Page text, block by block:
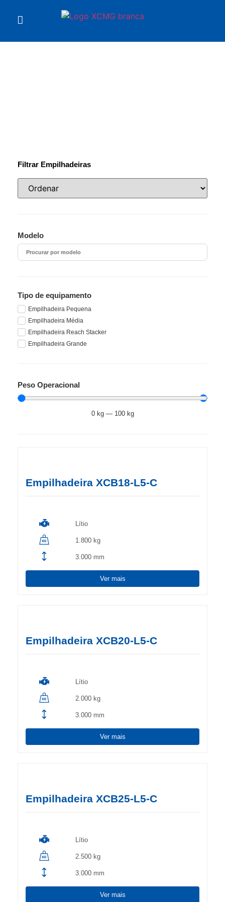
Filtrar Empilhadeiras
Modelo
Tipo de equipamento
Empilhadeira Pequena
Empilhadeira Média
Empilhadeira Reach Stacker
Empilhadeira Grande
Peso Operacional
0 kg— 100 kg
Empilhadeira XCB18-L5-C
Lítio
1.800 kg
3.000 mm
Ver mais
Empilhadeira XCB20-L5-C
Lítio
2.000 kg
3.000 mm
Ver mais
Empilhadeira XCB25-L5-C
Lítio
2.500 kg
3.000 mm
Ver mais